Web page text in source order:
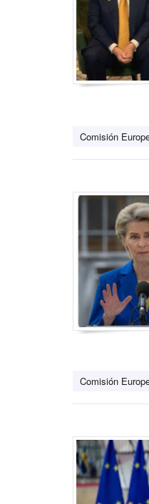
Comisión
Comisión